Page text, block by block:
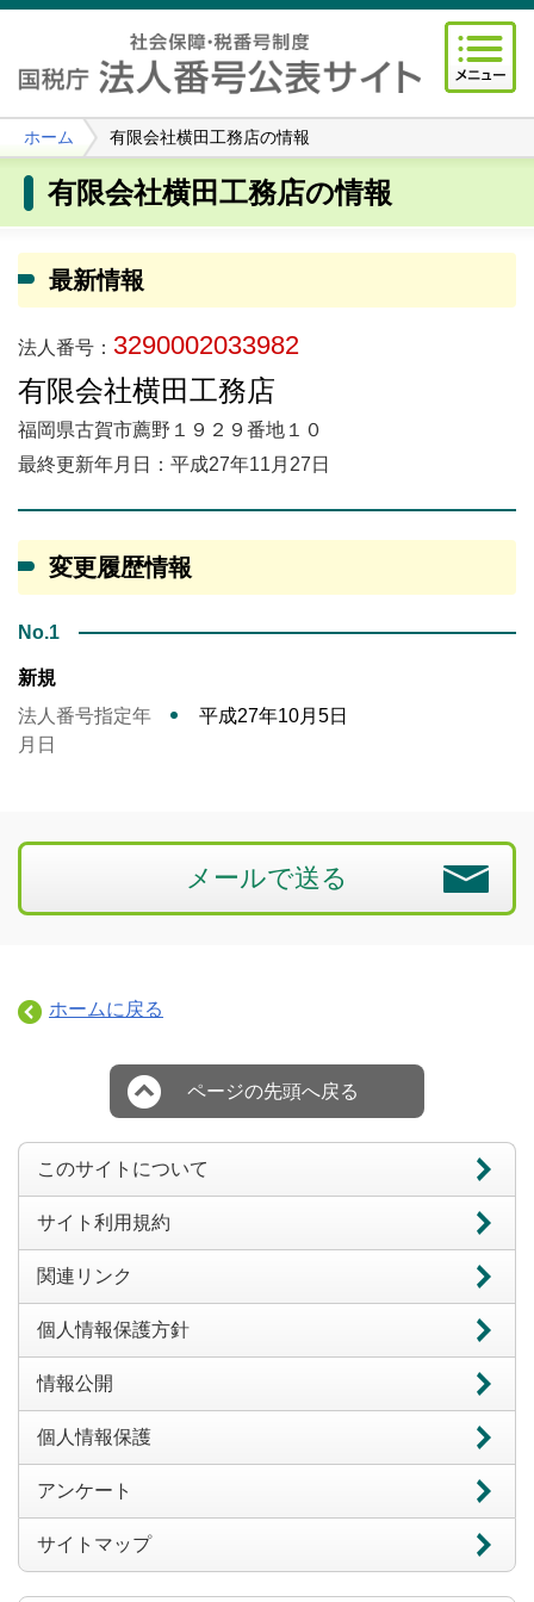
ホーム 有限会社横田工務店の情報
有限会社横田工務店の情報
最新情報
法人番号： 3290002033982
有限会社横田工務店
福岡県古賀市薦野１９２９番地１０
最終更新年月日：平成27年11月27日
変更履歴情報
No.1
新規
法人番号指定年
月日
平成27年10月5日
メールで送る
ホームに戻る
ページの先頭へ戻る
このサイトについて
サイト利用規約
関連リンク
個人情報保護方針
情報公開
個人情報保護
アンケート
サイトマップ